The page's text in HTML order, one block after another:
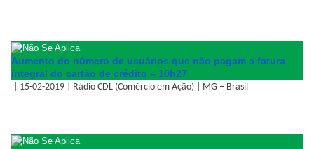
–
Aumento do número de usuários que não pagam a fatura
integral do cartão de crédito – 10h27
| 15-02-2019 | Rádio CDL (Comércio em Ação) | MG – Brasil
–